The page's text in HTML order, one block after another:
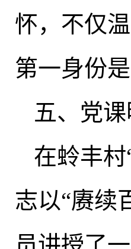
怀，不仅
第一身份
五、党
在蛉丰村
志以“赓续